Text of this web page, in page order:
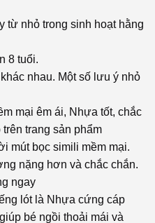
từ nhỏ trong sinh hoạt hằng
8 tuổi.
nhau. Một số lưu ý nhỏ
mại êm ái, Nhựa tốt, chắc
trang sản phẩm
mút bọc simili mềm mại.
nặng hơn và chắc chắn.
ngay
lót là Nhựa cứng cáp
bé ngồi thoải mái và